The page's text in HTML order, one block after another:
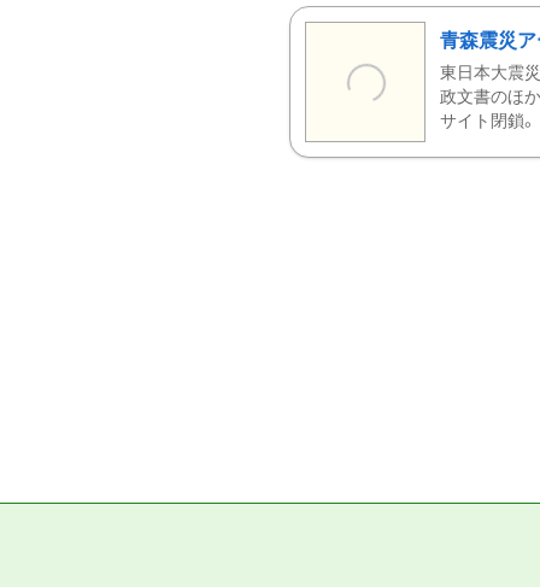
青森震災ア
東日本大震
政文書のほ
サイト閉鎖。